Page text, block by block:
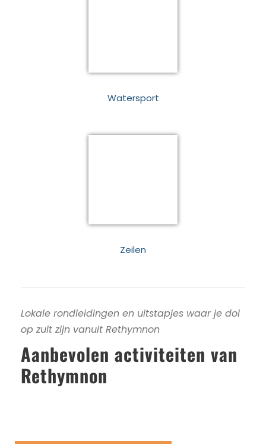
Watersport
Zeilen
Lokale rondleidingen en uitstapjes waar je dol
op zult zijn vanuit Rethymnon
Aanbevolen activiteiten van
Rethymnon